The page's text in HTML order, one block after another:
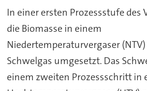
In einer ersten Prozessstufe des
die Biomasse in einem
Niedertemperaturvergaser
Schwelgas umgesetzt. Das
einem zweiten Prozessschritt in